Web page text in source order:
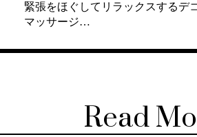
緊張をほぐしてリラックスするデ
マッサージ…
Read